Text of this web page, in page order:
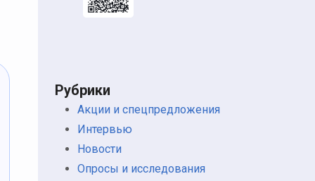
Рубрики
Акции и спецпредложения
Интервью
Новости
Опросы и исследования